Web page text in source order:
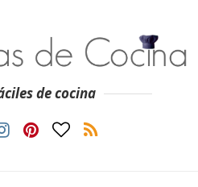
de cocina